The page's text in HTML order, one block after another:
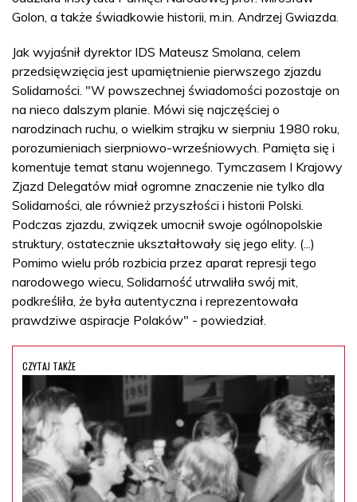
Golon, a także świadkowie historii, m.in. Andrzej Gwiazda.
Jak wyjaśnił dyrektor IDS Mateusz Smolana, celem
przedsięwzięcia jest upamiętnienie pierwszego zjazdu
Solidarności. "W powszechnej świadomości pozostaje on
na nieco dalszym planie. Mówi się najczęściej o
narodzinach ruchu, o wielkim strajku w sierpniu 1980 roku,
porozumieniach sierpniowo-wrześniowych. Pamięta się i
komentuje temat stanu wojennego. Tymczasem I Krajowy
Zjazd Delegatów miał ogromne znaczenie nie tylko dla
Solidarności, ale również przyszłości i historii Polski.
Podczas zjazdu, związek umocnił swoje ogólnopolskie
struktury, ostatecznie ukształtowały się jego elity. (...)
Pomimo wielu prób rozbicia przez aparat represji tego
narodowego wiecu, Solidarność utrwaliła swój mit,
podkreśliła, że była autentyczna i reprezentowała
prawdziwe aspiracje Polaków" - powiedział.
CZYTAJ TAKŻE